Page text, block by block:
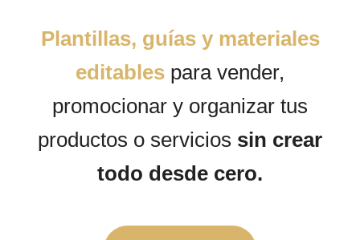
Plantillas, guías y materiales
editables para vender,
promocionar y organizar tus
productos o servicios sin crear
todo desde cero.